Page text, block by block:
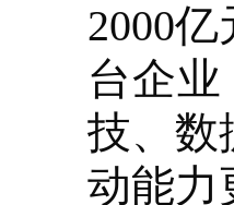
2000
台企
技、数
动能力